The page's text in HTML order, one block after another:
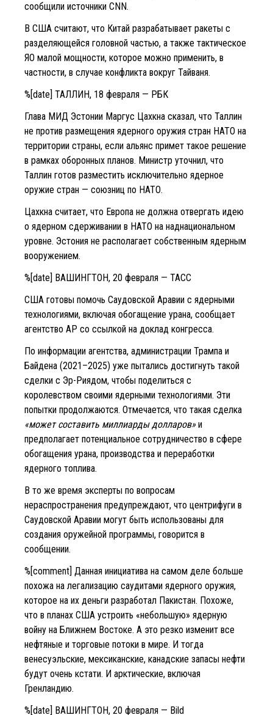
сообщили источники CNN.
В США считают, что Китай разрабатывает ракеты с
разделяющейся головной частью, а также тактическое
ЯО малой мощности, которое можно применить, в
частности, в случае конфликта вокруг Тайваня.
%[date] ТАЛЛИН, 18 февраля — РБК
Глава МИД Эстонии Маргус Цахкна сказал, что Таллин
не против размещения ядерного оружия стран НАТО на
территории страны, если альянс примет такое решение
в рамках оборонных планов. Министр уточнил, что
Таллин готов разместить исключительно ядерное
оружие стран — союзниц по НАТО.
Цахкна считает, что Европа не должна отвергать идею
о ядерном сдерживании в НАТО на наднациональном
уровне. Эстония не располагает собственным ядерным
вооружением.
%[date] ВАШИНГТОН, 20 февраля — ТАСС
США готовы помочь Саудовской Аравии с ядерными
технологиями, включая обогащение урана, сообщает
агентство AP со ссылкой на доклад конгресса.
По информации агентства, администрации Трампа и
Байдена (2021–2025) уже пытались достигнуть такой
сделки с Эр-Риядом, чтобы поделиться с
королевством своими ядерными технологиями. Эти
попытки продолжаются. Отмечается, что такая сделка
«может составить миллиарды долларов»и
предполагает потенциальное сотрудничество в сфере
обогащения урана, производства и переработки
ядерного топлива.
В то же время эксперты по вопросам
нераспространения предупреждают, что центрифуги в
Саудовской Аравии могут быть использованы для
создания оружейной программы, говорится в
сообщении.
%[comment] Данная инициатива на самом деле больше
похожа на легализацию саудитами ядерного оружия,
которое на их деньги разработал Пакистан. Похоже,
что в планах США устроить «небольшую» ядерную
войну на Ближнем Востоке. А это резко изменит все
нефтяные и торговые потоки в мире. И тогда
венесуэльские, мексиканские, канадские запасы нефти
будут очень кстати. И арктические, включая
Гренландию.
%[date] ВАШИНГТОН, 20 февраля — Bild